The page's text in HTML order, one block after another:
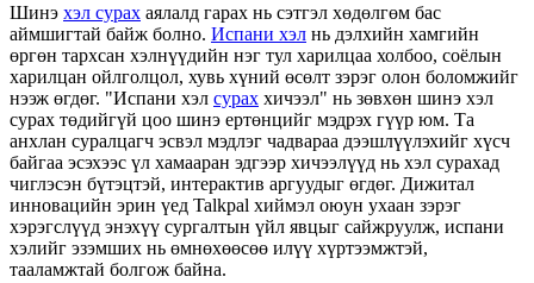
Шинэ хэл сурах аялалд гарах нь сэтгэл хөдөлгөм бас
аймшигтай байж болно. Испани хэл нь дэлхийн хамгийн
өргөн тархсан хэлнүүдийн нэг тул харилцаа холбоо, соёлын
харилцан ойлголцол, хувь хүний ​​​​өсөлт зэрэг олон боломжийг
нээж өгдөг. "Испани хэл сурах хичээл" нь зөвхөн шинэ хэл
сурах төдийгүй цоо шинэ ертөнцийг мэдрэх гүүр юм. Та
анхлан суралцагч эсвэл мэдлэг чадвараа дээшлүүлэхийг хүсч
байгаа эсэхээс үл хамааран эдгээр хичээлүүд нь хэл сурахад
чиглэсэн бүтэцтэй, интерактив аргуудыг өгдөг. Дижитал
инновацийн эрин үед Talkpal хиймэл оюун ухаан зэрэг
хэрэгслүүд энэхүү сургалтын үйл явцыг сайжруулж, испани
хэлийг эзэмших нь өмнөхөөсөө илүү хүртээмжтэй,
тааламжтай болгож байна.